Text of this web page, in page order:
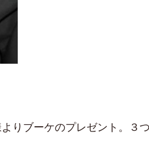
りブーケのプレゼント。３